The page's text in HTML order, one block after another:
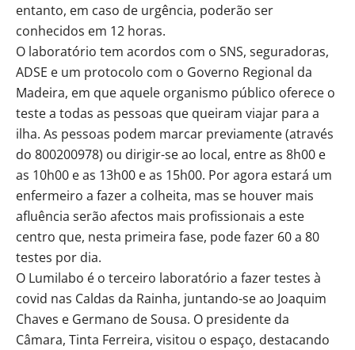
entanto, em caso de urgência, poderão ser
conhecidos em 12 horas.
O laboratório tem acordos com o SNS, seguradoras,
ADSE e um protocolo com o Governo Regional da
Madeira, em que aquele organismo público oferece o
teste a todas as pessoas que queiram viajar para a
ilha. As pessoas podem marcar previamente (através
do 800200978) ou dirigir-se ao local, entre as 8h00 e
as 10h00 e as 13h00 e as 15h00. Por agora estará um
enfermeiro a fazer a colheita, mas se houver mais
afluência serão afectos mais profissionais a este
centro que, nesta primeira fase, pode fazer 60 a 80
testes por dia.
O Lumilabo é o terceiro laboratório a fazer testes à
covid nas Caldas da Rainha, juntando-se ao Joaquim
Chaves e Germano de Sousa. O presidente da
Câmara, Tinta Ferreira, visitou o espaço, destacando